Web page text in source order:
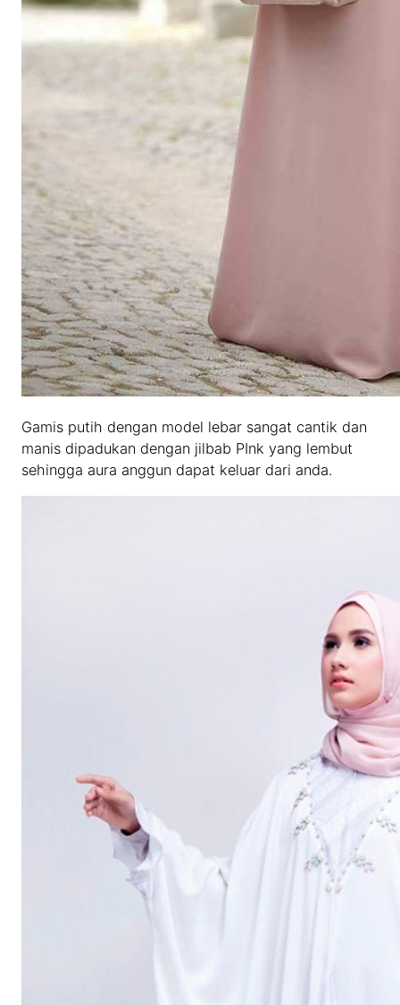
Gamis putih dengan model lebar sangat cantik dan
manis dipadukan dengan jilbab PInk yang lembut
sehingga aura anggun dapat keluar dari anda.